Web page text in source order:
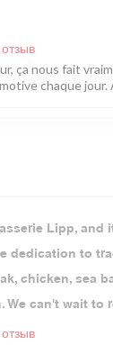
ça nous fait
chaque
Lipp, and
dedication to
chicken, sea
We can't wait to